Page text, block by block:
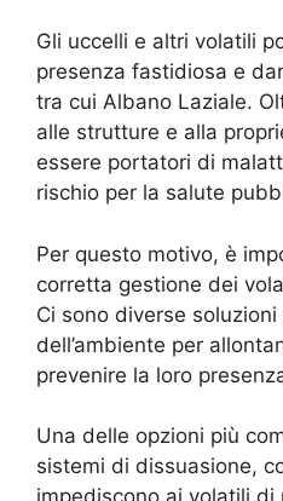
Gli uccelli e altri volatili
presenza fastidiosa e
tra cui Albano Laziale.
alle strutture e alla
essere portatori di
rischio per la salute
Per questo motivo, è
corretta gestione dei
Ci sono diverse
dell’ambiente per
prevenire la loro
Una delle opzioni più
sistemi di dissuasione,